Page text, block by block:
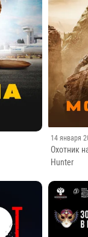
14 января
Охотник